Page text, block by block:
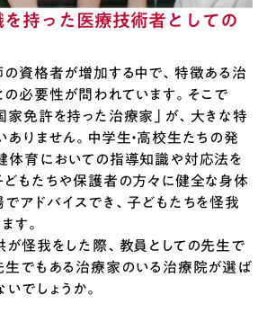
持った医療技術者としての
資格者が増加する中で、特徴ある治
必要性が問われています。そこで
家免許を持った治療家」が、大きな特
りません。中学生・高校生たちの発
体育においての指導知識や対応法を
もたちや保護者の方々に健全な身体
アドバイスでき、子どもたちを怪我
す。
怪我をした際、教員としての先生で
生でもある治療家のいる治療院が選ば
でしょうか。